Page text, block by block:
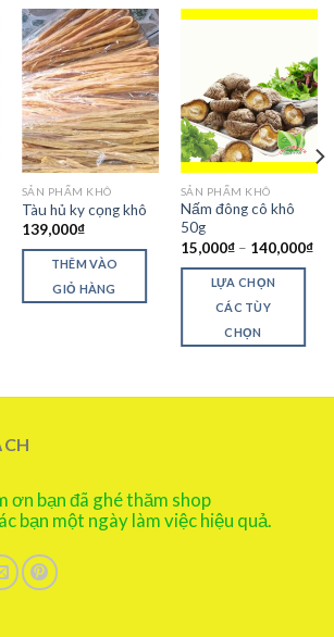
SẢN PHẨM KHÔ
Tàu hủ ky cọng khô
139,000₫
THÊM VÀO
GIỎ HÀNG
SẢN PHẨM KHÔ
Nấm đông cô khô
50g
15,000₫– 140,000₫
LỰA CHỌN
CÁC TÙY
CHỌN
ơn bạn đã ghé thăm shop
bạn một ngày làm việc hiệu quả.